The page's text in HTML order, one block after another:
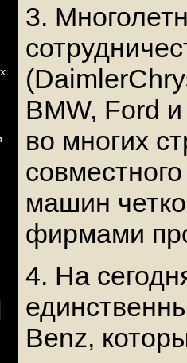
3.
BMW, Ford
во многих
машин четко
фирмами
4. На
Benz,